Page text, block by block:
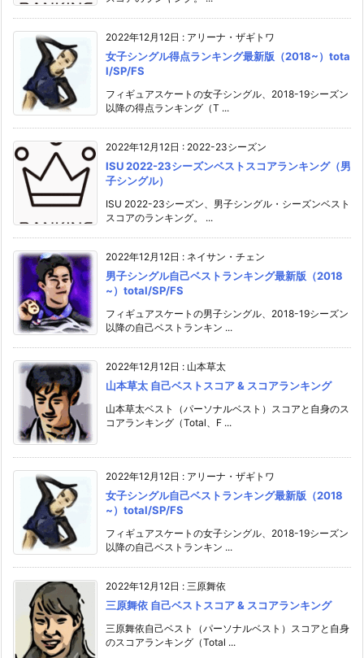
2022年12月12日 : アリーナ・ザギトワ
女子シングル得点ランキング最新版（2018~）tota
l/SP/FS
フィギュアスケートの女子シングル、2018-19シーズン
以降の得点ランキング（T ...
2022年12月12日 : 2022-23シーズン
ISU 2022-23シーズンベストスコアランキング（男
子シングル）
ISU 2022-23シーズン、男子シングル・シーズンベスト
スコアのランキング。 ...
2022年12月12日 : ネイサン・チェン
男子シングル自己ベストランキング最新版（2018
~）total/SP/FS
フィギュアスケートの男子シングル、2018-19シーズン
以降の自己ベストランキン ...
2022年12月12日 : 山本草太
山本草太 自己ベストスコア & スコアランキング
山本草太ベスト（パーソナルベスト）スコアと自身のス
コアランキング（Total、F ...
2022年12月12日 : アリーナ・ザギトワ
女子シングル自己ベストランキング最新版（2018
~）total/SP/FS
フィギュアスケートの女子シングル、2018-19シーズン
以降の自己ベストランキン ...
2022年12月12日 : 三原舞依
三原舞依 自己ベストスコア & スコアランキング
三原舞依自己ベスト（パーソナルベスト）スコアと自身
のスコアランキング（Total ...